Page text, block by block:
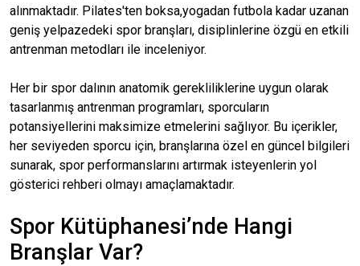
alınmaktadır. Pilates'ten boksa,yogadan futbola kadar uzanan
geniş yelpazedeki spor branşları, disiplinlerine özgü en etkili
antrenman metodları ile inceleniyor.
Her bir spor dalının anatomik gerekliliklerine uygun olarak
tasarlanmış antrenman programları, sporcuların
potansiyellerini maksimize etmelerini sağlıyor. Bu içerikler,
her seviyeden sporcu için, branşlarına özel en güncel bilgileri
sunarak, spor performanslarını artırmak isteyenlerin yol
gösterici rehberi olmayı amaçlamaktadır.
Spor Kütüphanesi’nde Hangi
Branşlar Var?